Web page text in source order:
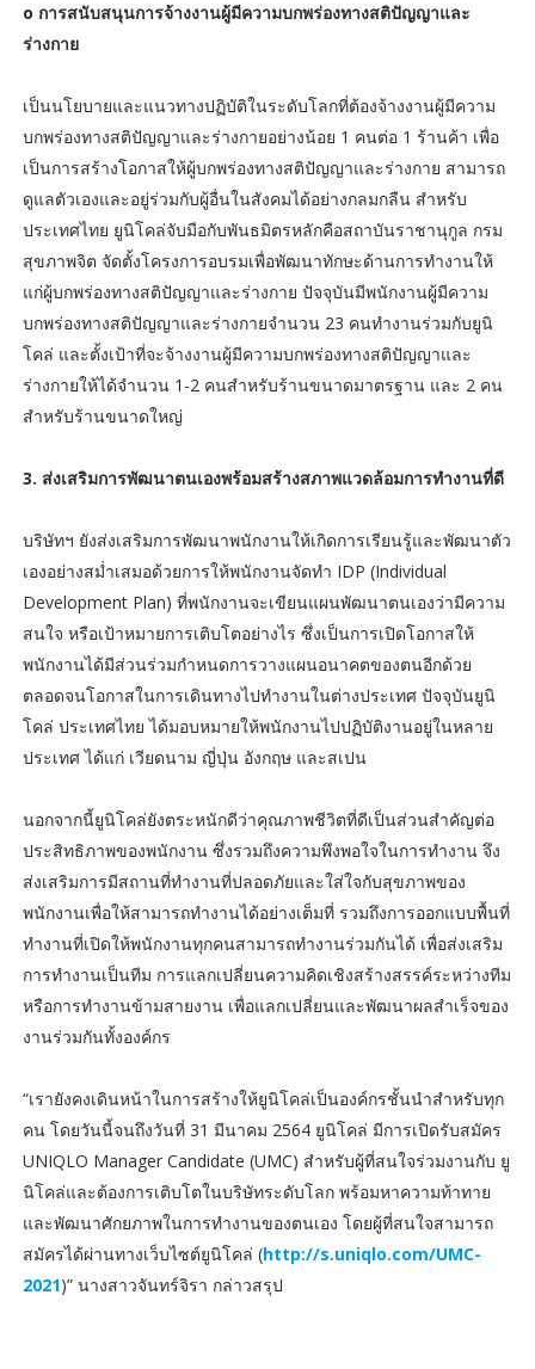
o การสนับสนุนการจ้างงานผู้มีความบกพร่องทางสติปัญญาและ
ร่างกาย
เป็นนโยบายและแนวทางปฏิบัติในระดับโลกที่ต้องจ้างงานผู้มีความ
บกพร่องทางสติปัญญาและร่างกายอย่างน้อย 1 คนต่อ 1 ร้านค้า เพื่อ
เป็นการสร้างโอกาสให้ผู้บกพร่องทางสติปัญญาและร่างกาย สามารถ
ดูแลตัวเองและอยู่ร่วมกับผู้อื่นในสังคมได้อย่างกลมกลืน สำหรับ
ประเทศไทย ยูนิโคล่จับมือกับพันธมิตรหลักคือสถาบันราชานุกูล กรม
สุขภาพจิต จัดตั้งโครงการอบรมเพื่อพัฒนาทักษะด้านการทำงานให้
แก่ผู้บกพร่องทางสติปัญญาและร่างกาย ปัจจุบันมีพนักงานผู้มีความ
บกพร่องทางสติปัญญาและร่างกายจำนวน 23 คนทำงานร่วมกับยูนิ
โคล่ และตั้งเป้าที่จะจ้างงานผู้มีความบกพร่องทางสติปัญญาและ
ร่างกายให้ได้จำนวน 1-2 คนสำหรับร้านขนาดมาตรฐาน และ 2 คน
สำหรับร้านขนาดใหญ่
3. ส่งเสริมการพัฒนาตนเองพร้อมสร้างสภาพแวดล้อมการทำงานที่ดี
บริษัทฯ ยังส่งเสริมการพัฒนาพนักงานให้เกิดการเรียนรู้และพัฒนาตัว
เองอย่างสม่ำเสมอด้วยการให้พนักงานจัดทำ IDP (Individual
Development Plan) ที่พนักงานจะเขียนแผนพัฒนาตนเองว่ามีความ
สนใจ หรือเป้าหมายการเติบโตอย่างไร ซึ่งเป็นการเปิดโอกาสให้
พนักงานได้มีส่วนร่วมกำหนดการวางแผนอนาคตของตนอีกด้วย
ตลอดจนโอกาสในการเดินทางไปทำงานในต่างประเทศ ปัจจุบันยูนิ
โคล่ ประเทศไทย ได้มอบหมายให้พนักงานไปปฏิบัติงานอยู่ในหลาย
ประเทศ ได้แก่ เวียดนาม ญี่ปุ่น อังกฤษ และสเปน
นอกจากนี้ยูนิโคล่ยังตระหนักดีว่าคุณภาพชีวิตที่ดีเป็นส่วนสำคัญต่อ
ประสิทธิภาพของพนักงาน ซึ่งรวมถึงความพึงพอใจในการทำงาน จึง
ส่งเสริมการมีสถานที่ทำงานที่ปลอดภัยและใส่ใจกับสุขภาพของ
พนักงานเพื่อให้สามารถทำงานได้อย่างเต็มที่ รวมถึงการออกแบบพื้นที่
ทำงานที่เปิดให้พนักงานทุกคนสามารถทำงานร่วมกันได้ เพื่อส่งเสริม
การทำงานเป็นทีม การแลกเปลี่ยนความคิดเชิงสร้างสรรค์ระหว่างทีม
หรือการทำงานข้ามสายงาน เพื่อแลกเปลี่ยนและพัฒนาผลสำเร็จของ
งานร่วมกันทั้งองค์กร
“เรายังคงเดินหน้าในการสร้างให้ยูนิโคล่เป็นองค์กรชั้นนำสำหรับทุก
คน โดยวันนี้จนถึงวันที่ 31 มีนาคม 2564 ยูนิโคล่ มีการเปิดรับสมัคร
UNIQLO Manager Candidate (UMC) สำหรับผู้ที่สนใจร่วมงานกับ ยู
นิโคล่และต้องการเติบโตในบริษัทระดับโลก พร้อมหาความท้าทาย
และพัฒนาศักยภาพในการทำงานของตนเอง โดยผู้ที่สนใจสามารถ
สมัครได้ผ่านทางเว็บไซต์ยูนิโคล่ (http://s.uniqlo.com/UMC-
2021)” นางสาวจันทร์จิรา กล่าวสรุป